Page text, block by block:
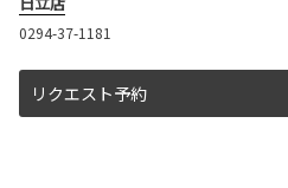
2026-06-03
アルファード 一部改良
0294-37-1181
リクエスト予約